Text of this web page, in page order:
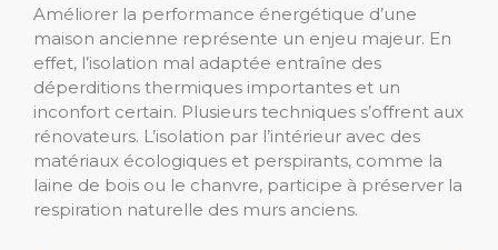
Améliorer la performance énergétique d’une
maison ancienne représente un enjeu majeur. En
effet, l’isolation mal adaptée entraîne des
déperditions thermiques importantes et un
inconfort certain. Plusieurs techniques s’offrent aux
rénovateurs. L’isolation par l’intérieur avec des
matériaux écologiques et perspirants, comme la
laine de bois ou le chanvre, participe à préserver la
respiration naturelle des murs anciens.